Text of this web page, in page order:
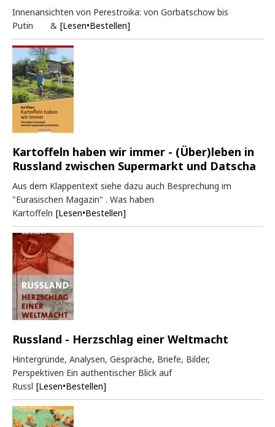
Innenansichten von Perestroika: von Gorbatschow bis
Putin & [Lesen•Bestellen]
Kartoffeln haben wir immer - (Über)leben in
Russland zwischen Supermarkt und Datscha
Aus dem Klappentext siehe dazu auch Besprechung im
"Eurasischen Magazin" . Was haben
Kartoffeln [Lesen•Bestellen]
Russland - Herzschlag einer Weltmacht
Hintergründe, Analysen, Gespräche, Briefe, Bilder,
Perspektiven Ein authentischer Blick auf
Russl [Lesen•Bestellen]